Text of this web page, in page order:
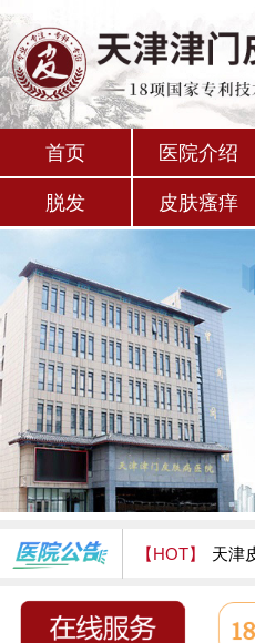
首页 医院介绍
脱发 皮肤瘙痒
【HOT】 天津
天